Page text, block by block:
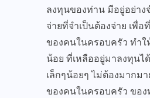
ลงทุนของท่าน มีอยู่อย่าง
จ่ายที่จำเป็นต้องจ่าย เพื่
ของคนในครอบครัว ทำ
น้อย ที่เหลืออยู่มาลงทุนไ
เล็กๆน้อยๆ ไม่ต้องมากม
ของคนในครอบครัว ขอ